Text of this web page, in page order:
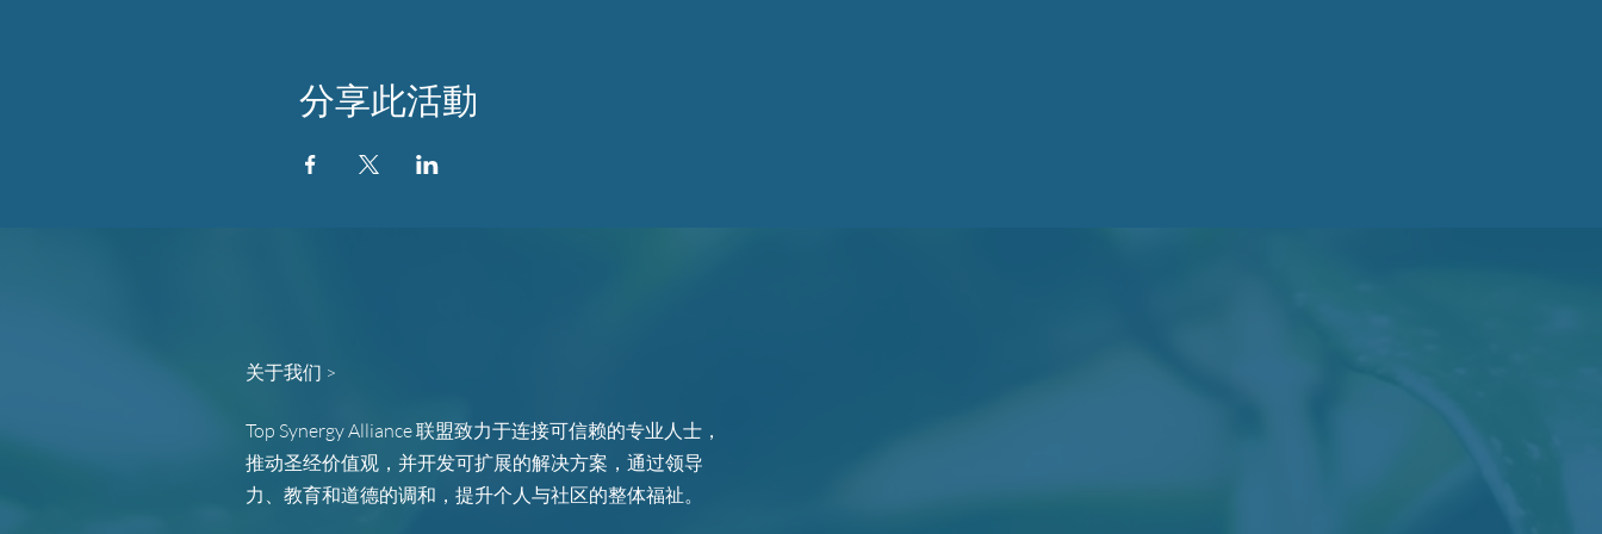
分享此活動
关于我们 >
Top Synergy Alliance 联盟致力于连接可信赖的专业人士，
推动圣经价值观，并开发可扩展的解决方案，通过领导
力、教育和道德的调和，提升个人与社区的整体福祉。